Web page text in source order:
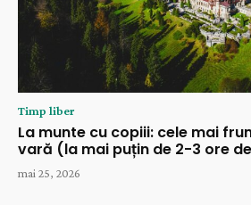
Timp liber
La munte cu copiii: cele mai
vară (la mai puțin de 2-3 ore
mai 25, 2026